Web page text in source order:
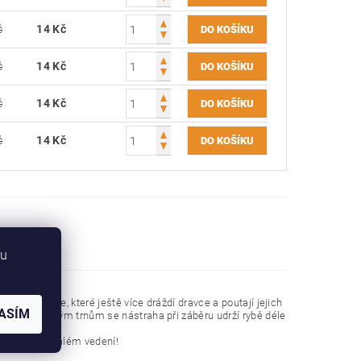
14 Kč
14 Kč
14 Kč
14 Kč
vibrace, které ještě více dráždí dravce a poutají jejich
Díky malým trnům se nástraha při záběru udrží rybě déle
i při velmi pomalém vedení!